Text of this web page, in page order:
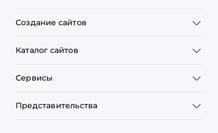
Создание сайтов
Каталог сайтов
Сервисы
Представительства